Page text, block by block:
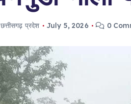
छत्तीसगढ़ प्रदेश July 5, 2026 0